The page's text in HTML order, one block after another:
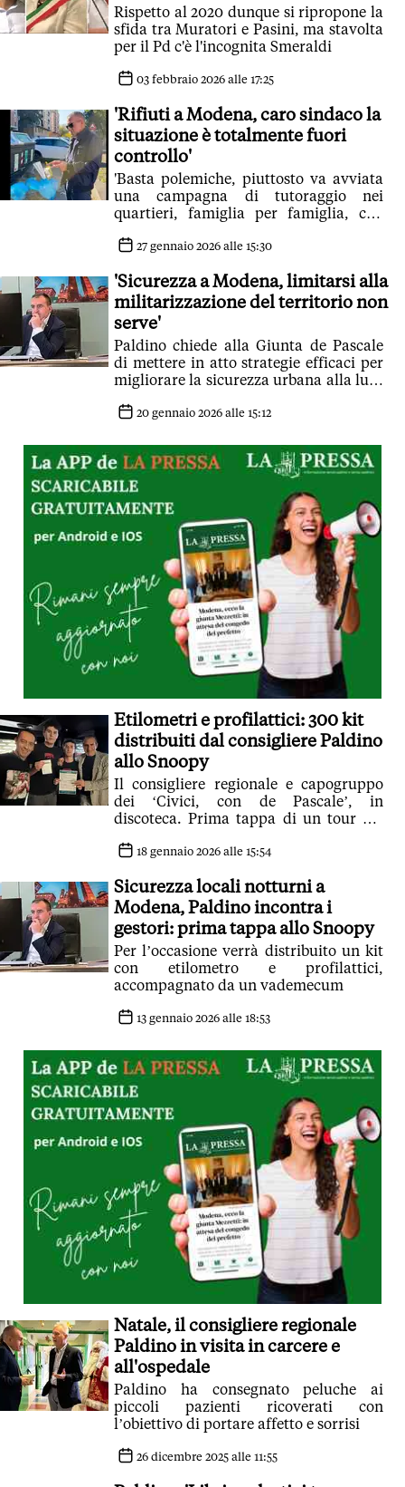
Rispetto al 2020 dunque si ripropone la
sfida tra Muratori e Pasini, ma stavolta
per il Pd c'è l'incognita Smeraldi
03 febbraio 2026 alle 17:25
'Rifiuti a Modena, caro sindaco la
situazione è totalmente fuori
controllo'
'Basta polemiche, piuttosto va avviata
una campagna di tutoraggio nei
quartieri, famiglia per famiglia, con
27 gennaio 2026 alle 15:30
'Sicurezza a Modena, limitarsi alla
militarizzazione del territorio non
serve'
Paldino chiede alla Giunta de Pascale
di mettere in atto strategie efficaci per
migliorare la sicurezza urbana alla luce
20 gennaio 2026 alle 15:12
Etilometri e profilattici: 300 kit
distribuiti dal consigliere Paldino
allo Snoopy
Il consigliere regionale e capogruppo
dei ‘Civici, con de Pascale’, in
discoteca. Prima tappa di un tour nei
La Crepa
18 gennaio 2026 alle 15:54
Sicurezza locali notturni a
Modena, Paldino incontra i
gestori: prima tappa allo Snoopy
Per l’occasione verrà distribuito un kit
con etilometro e profilattici,
accompagnato da un vademecum
13 gennaio 2026 alle 18:53
Natale, il consigliere regionale
Paldino in visita in carcere e
all'ospedale
Paldino ha consegnato peluche ai
piccoli pazienti ricoverati con
l’obiettivo di portare affetto e sorrisi
26 dicembre 2025 alle 11:55